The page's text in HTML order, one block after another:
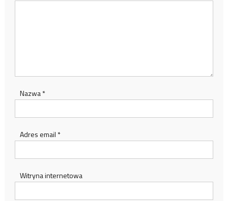
Nazwa*
Adres email *
Witryna internetowa